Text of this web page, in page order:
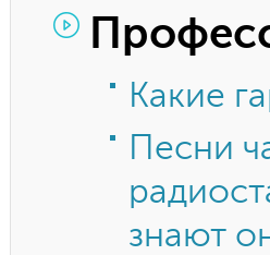
Какие
Песни
знают